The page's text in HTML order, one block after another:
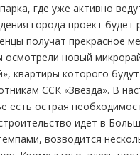
где уже активно
города проект будет
получат прекрасное
осмотрели новый
квартиры которого
ССК «Звезда». В
есть острая
идет в
возводится